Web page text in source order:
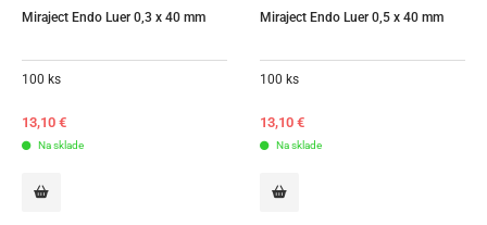
Miraject Endo Luer 0,3 x 40 mm
100 ks
13,10 €
Na sklade
Miraject Endo Luer 0,5 x 40 mm
100 ks
13,10 €
Na sklade